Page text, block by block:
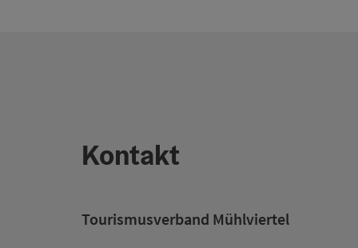
Kontakt
Tourismusverband Mühlviertel